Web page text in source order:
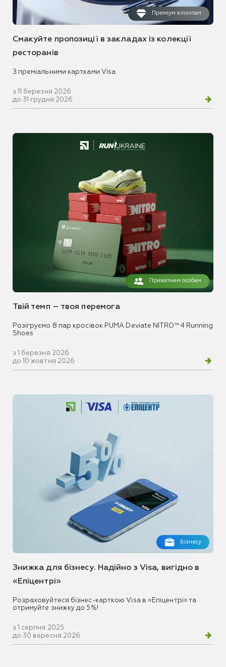
Преміум клієнтам
Смакуйте пропозиції в закладах із колекції
ресторанів
З преміальними картками Visa
з 11 березня 2026
до 31 грудня 2026
Приватним особам
Твій темп – твоя перемога
Розігруємо 8 пар кросівок PUMA Deviate NITRO™ 4 Running
Shoes
з 1 березня 2026
до 10 жовтня 2026
Бізнесу
Знижка для бізнесу. Надійно з Visa, вигідно в
«Епіцентрі»
Розраховуйтеся бізнес-карткою Visa в «Епіцентрі» та
отримуйте знижку до 5%!
з 1 серпня 2025
до 30 вересня 2026